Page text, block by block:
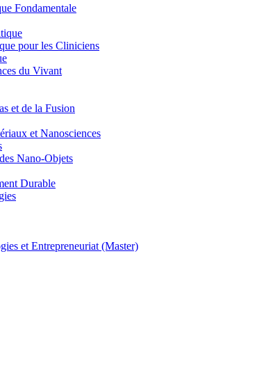
Fondamentale
pour les Cliniciens
du Vivant
et de la Fusion
et Nanosciences
Nano-Objets
Durable
et Entrepreneuriat (Master)